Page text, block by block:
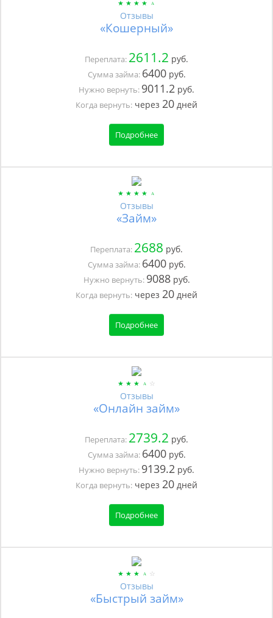
Отзывы
«Кошерный»
Переплата: 2611.2 руб.
Сумма займа: 6400руб.
Нужно вернуть: 9011.2 руб.
Когда вернуть: через 20 дней
Подробнее
Отзывы
«Займ»
Переплата: 2688 руб.
Сумма займа: 6400руб.
Нужно вернуть: 9088руб.
Когда вернуть: через 20 дней
Подробнее
Отзывы
«Онлайн займ»
Переплата: 2739.2 руб.
Сумма займа: 6400руб.
Нужно вернуть: 9139.2 руб.
Когда вернуть: через 20 дней
Подробнее
Отзывы
«Быстрый займ»